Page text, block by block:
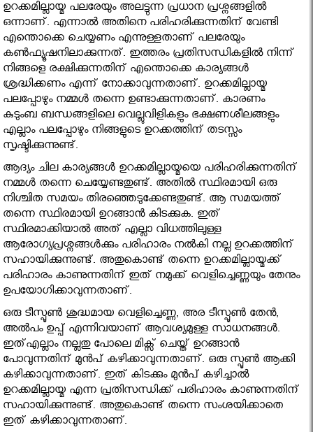
ഉറക്കമില്ലായ്മ പലരേയും അലട്ടുന്ന പ്രധാന പ്രശ്നങ്ങളിൽ
ഒന്നാണ്. എന്നാൽ അതിനെ പരിഹരിക്കുന്നതിന് വേണ്ടി
എന്തൊക്കെ ചെയ്യണം എന്നുള്ളതാണ് പലരേയും
കൺഫ്യൂഷനിലാക്കുന്നത്. ഇത്തരം പ്രതിസന്ധികളിൽ നിന്ന്
നിങ്ങളെ രക്ഷിക്കുന്നതിന് എന്തൊക്കെ കാര്യങ്ങൾ
ശ്രദ്ധിക്കണം എന്ന് നോക്കാവുന്നതാണ്. ഉറക്കമില്ലായ്മ
പലപ്പോഴും നമ്മൾ തന്നെ ഉണ്ടാക്കുന്നതാണ്. കാരണം
കുടുംബ ബന്ധങ്ങളിലെ വെല്ലുവിളികളും ഭക്ഷണശീലങ്ങളും
എല്ലാം പലപ്പോഴും നിങ്ങളുടെ ഉറക്കത്തിന് തടസ്സം
സൃഷ്ടിക്കുന്നുണ്ട്.
ആദ്യം ചില കാര്യങ്ങൾ ഉറക്കമില്ലായ്മയെ പരിഹരിക്കുന്നതിന്
നമ്മൾ തന്നെ ചെയ്യേണ്ടതുണ്ട്. അതിൽ സ്ഥിരമായി ഒരു
നിശ്ചിത സമയം തിരഞ്ഞെടുക്കേണ്ടതുണ്ട്. ആ സമയത്ത്
തന്നെ സ്ഥിരമായി ഉറങ്ങാൻ കിടക്കുക. ഇത്
സ്ഥിരമാക്കിയാൽ അത് എല്ലാ വിധത്തിലുള്ള
ആരോഗ്യപ്രശ്നങ്ങൾക്കും പരിഹാരം നൽകി നല്ല ഉറക്കത്തിന്
സഹായിക്കുന്നുണ്ട്. അതുകൊണ്ട് തന്നെ ഉറക്കമില്ലായ്മക്ക്
പരിഹാരം കാണുന്നതിന് ഇത് നമുക്ക് വെളിച്ചെണ്ണയും തേനും
ഉപയോഗിക്കാവുന്നതാണ്.
ഒരു ടീസ്പൂൺ ശുദ്ധമായ വെളിച്ചെണ്ണ, അര ടീസ്പൂൺ തേൻ,
അൽപം ഉപ്പ് എന്നിവയാണ് ആവശ്യമുള്ള സാധനങ്ങൾ.
ഇത്എല്ലാം നല്ലതു പോലെ മിക്സ് ചെയ്ത് ഉറങ്ങാൻ
പോവുന്നതിന് മുൻപ് കഴിക്കാവുന്നതാണ്. ഒരു സ്പൂൺ ആക്കി
കഴിക്കാവുന്നതാണ്. ഇത് കിടക്കും മുൻപ് കഴിച്ചാൽ
ഉറക്കമില്ലായ്മ എന്ന പ്രതിസന്ധിക്ക് പരിഹാരം കാണുന്നതിന്
സഹായിക്കുന്നുണ്ട്. അതുകൊണ്ട് തന്നെ സംശയിക്കാതെ
ഇത് കഴിക്കാവുന്നതാണ്.